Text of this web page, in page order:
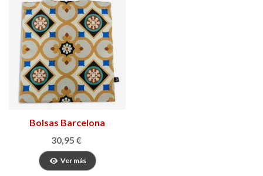
Bolsas Barcelona
Modernista
30,95 €
Ver más